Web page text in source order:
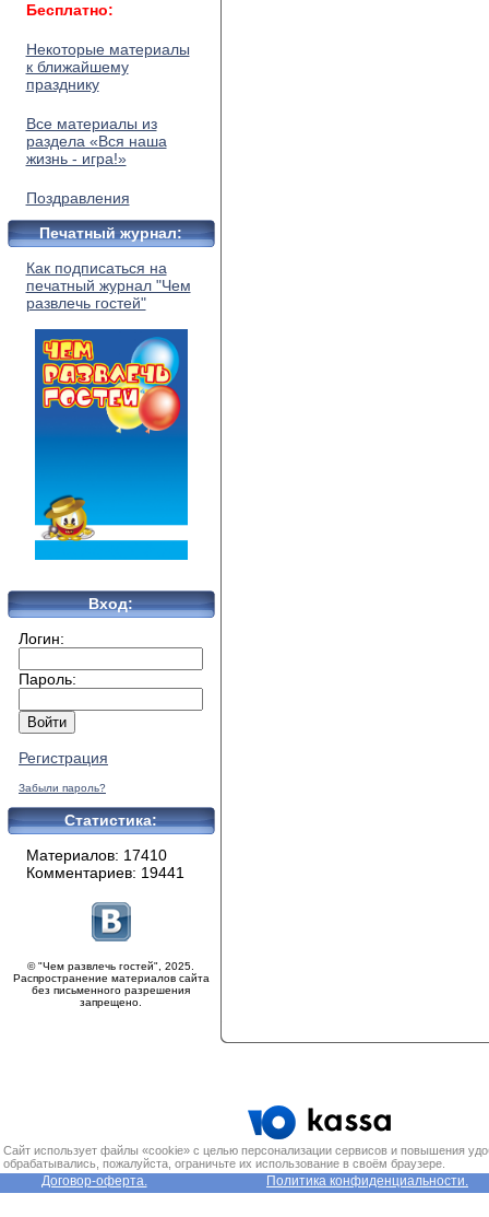
Бесплатно:
Некоторые материалы
к ближайшему
празднику
Все материалы из
раздела «Вся наша
жизнь - игра!»
Поздравления
Печатный журнал:
Как подписаться на
печатный журнал "Чем
развлечь гостей"
Вход:
Логин:
Пароль:
Регистрация
Забыли пароль?
Статистика:
Материалов: 17410
Комментариев: 19441
© "Чем развлечь гостей", 2025.
Распространение материалов сайта
без письменного разрешения
запрещено.
Сайт использует файлы «cookie» с целью персонализации сервисов и повышения
обрабатывались, пожалуйста, ограничьте их использование в своём браузере.
Договор-оферта. Политика конфиденциальности.